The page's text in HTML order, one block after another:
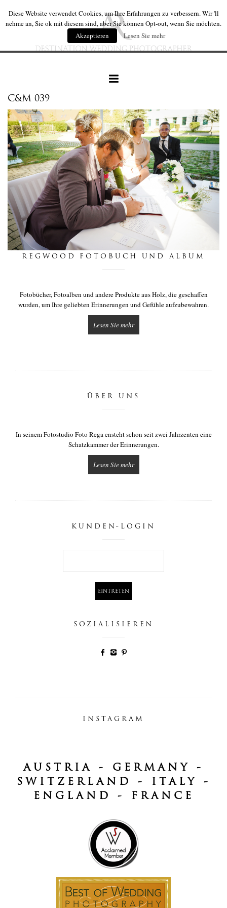
hochzeiten
hochzeit produkte
wir
nachrichten
C&M 039
REGWOOD FOTOBUCH UND ALBUM
Fotobücher, Fotoalben und andere Produkte aus Holz, die geschaffen
wurden, um Ihre geliebten Erinnerungen und Gefühle aufzubewahren.
Lesen Sie mehr
ÜBER UNS
In seinem Fotostudio Foto Rega ensteht schon seit zwei Jahrzenten eine
Schatzkammer der Erinnerungen.
Lesen Sie mehr
KUNDEN-LOGIN
SOZIALISIEREN
INSTAGRAM
AUSTRIA - GERMANY -
SWITZERLAND - ITALY -
ENGLAND - FRANCE
Diese Website verwendet Cookies, um Ihre Erfahrungen zu verbessern. Wir 'll
nehme an, Sie ok mit diesem sind, aber Sie können Opt-out, wenn Sie möchten.
Akzeptieren
Lesen Sie mehr